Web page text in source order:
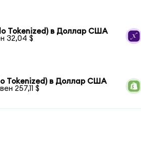
Tokenized) в Доллар США
32,04 $
Tokenized) в Доллар США
257,11 $